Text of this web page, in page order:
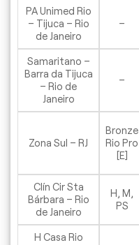
PA Unimed Rio
– Tijuca – Rio
de Janeiro
–
Samaritano –
Barra da Tijuca
– Rio de
Janeiro
–
Zona Sul – RJ
Bronze
Rio Pro
[E]
Clín Cir Sta
Bárbara – Rio
de Janeiro
H, M,
PS
H Casa Rio